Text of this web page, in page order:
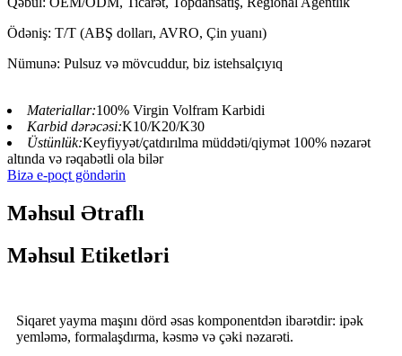
Ödəniş: T/T (ABŞ dolları, AVRO, Çin yuanı)
Nümunə: Pulsuz və mövcuddur, biz istehsalçıyıq
Materiallar:100% Virgin Volfram Karbidi
Karbid dərəcəsi:K10/K20/K30
Üstünlük:Keyfiyyət/çatdırılma müddəti/qiymət 100% nəzarət
altında və rəqabətli ola bilər
Bizə e-poçt göndərin
Məhsul Ətraflı
Məhsul Etiketləri
Siqaret yayma maşını dörd əsas komponentdən ibarətdir: ipək
yemləmə, formalaşdırma, kəsmə və çəki nəzarəti.